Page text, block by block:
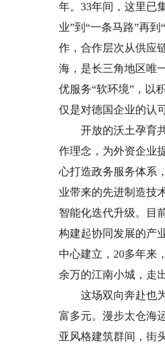
年。33年间，这里已
业”到“一条马路”再
作，合作层次从供应
海，是长三角地区唯
优服务“软环境”，以
仅是对德国企业的认
开放的沃土孕育共
作理念，为外资企业
心打造政务服务体系
业带来的先进制造技
智能化迭代升级。目
构建起协同发展的产
中心建立，20多年来
余万的江南小城，走
这场双向奔赴也为
富多元。漫步太仓海
亚风格建筑群间，街